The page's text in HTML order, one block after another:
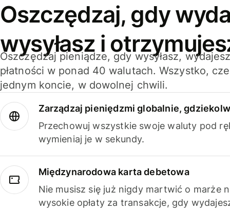
Oszczędzaj, gdy
wysyłasz i
Oszczędzaj pieniądze, gdy wysyłasz,
płatności w ponad 40 walutach. Wszystko,
jednym koncie, w dowolnej chwili.
Zarządzaj pieniędzmi globalnie,
Przechowuj wszystkie swoje waluty pod
wymieniaj je w sekundy.
Międzynarodowa karta debetowa
Nie musisz się już nigdy martwić o marże
wysokie opłaty za transakcje, gdy